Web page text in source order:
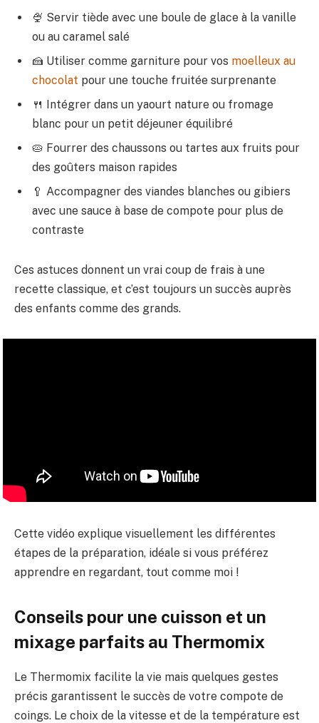
🍨 Servir tiède avec une boule de glace à la vanille
ou au caramel salé
🍰 Utiliser comme garniture pour vos moelleux au
chocolat pour une touche fruitée surprenante
🍴 Intégrer dans un yaourt nature ou fromage
blanc pour un petit déjeuner équilibré
🥧 Fourrer des chaussons ou tartes aux fruits pour
des goûters maison rapides
🥄 Accompagner des viandes blanches ou gibiers
avec une sauce à base de compote pour plus de
contraste
Ces astuces donnent un vrai coup de frais à une
recette classique, et c’est toujours un succès auprès
des enfants comme des grands.
Cette vidéo explique visuellement les différentes
étapes de la préparation, idéale si vous préférez
apprendre en regardant, tout comme moi !
Conseils pour une cuisson et un
mixage parfaits au Thermomix
Le Thermomix facilite la vie mais quelques gestes
précis garantissent le succès de votre compote de
coings. Le choix de la vitesse et de la température est